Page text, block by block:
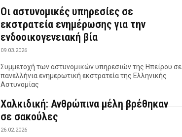
Οι αστυνομικές υπηρεσίες σε
εκστρατεία ενημέρωσης για την
ενδοοικογενειακή βία
09.03.2026
Συμμετοχή των αστυνομικών υπηρεσιών της Ηπείρου σε
πανελλήνια ενημερωτική εκστρατεία της Ελληνικής
Αστυνομίας
Χαλκιδική: Ανθρώπινα μέλη βρέθηκαν
σε σακούλες
26.02.2026